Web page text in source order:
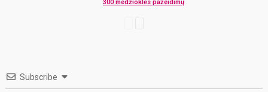
300 medžioklės pažeidimų
Subscribe